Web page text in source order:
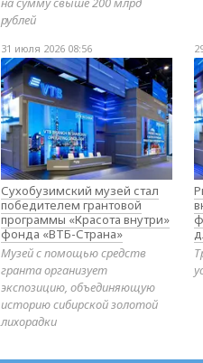
рублей
31 июля 2026 08:56
Сухобузимский музей стал
победителем грантовой
программы «Красота внутри»
фонда «ВТБ-Страна»
Музей с помощью средств
гранта организует
экспозицию, объединяющую
историю сибирской золотой
лихорадки